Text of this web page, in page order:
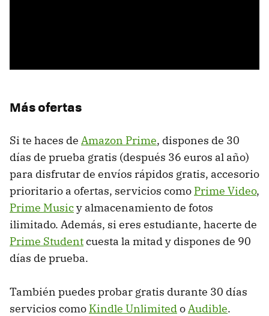
Más ofertas
Si te haces de Amazon Prime, dispones de 30
días de prueba gratis (después 36 euros al año)
para disfrutar de envíos rápidos gratis, accesorio
prioritario a ofertas, servicios como Prime Video,
Prime Musicy almacenamiento de fotos
ilimitado. Además, si eres estudiante, hacerte de
Prime Studentcuesta la mitad y dispones de 90
días de prueba.
También puedes probar gratis durante 30 días
servicios como Kindle UnlimitedoAudible.